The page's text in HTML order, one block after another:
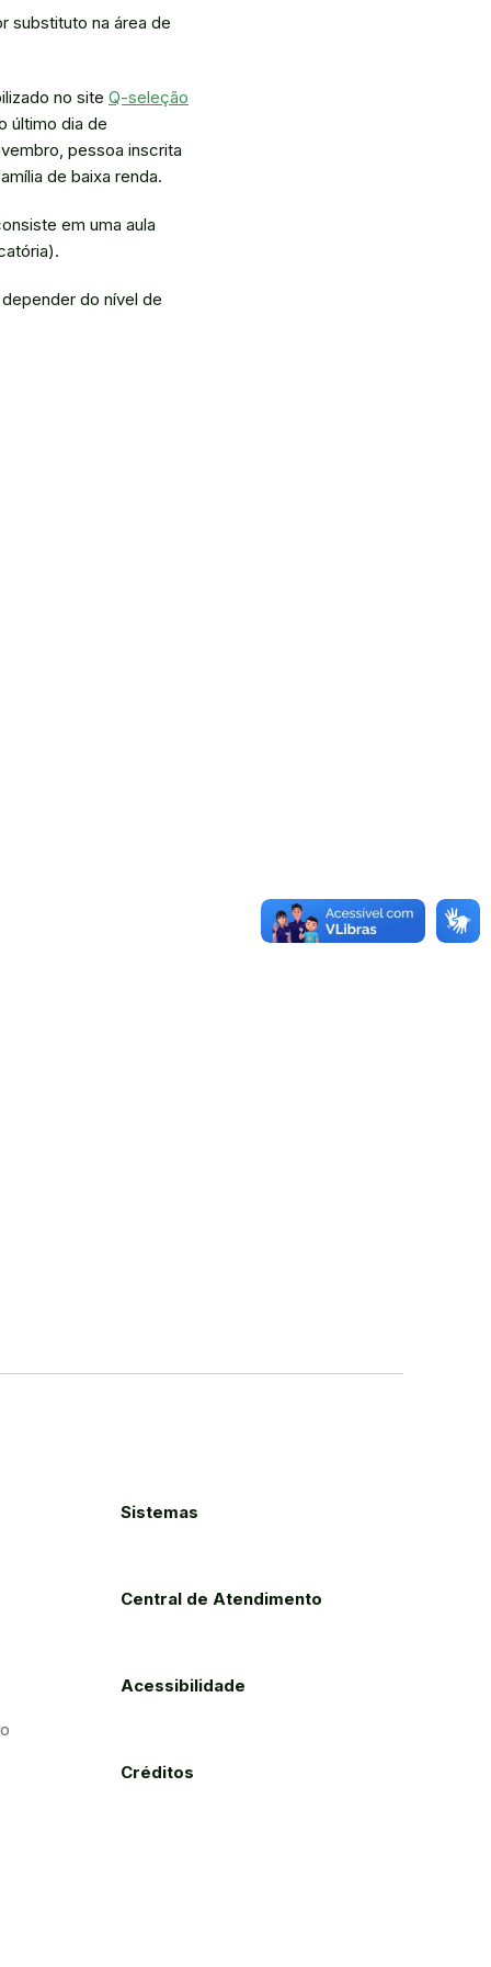
substituto na área de
no site Q-seleção
último dia de
pessoa inscrita
de baixa renda.
em uma aula
do nível de
Sistemas
Central de Atendimento
Acessibilidade
Créditos